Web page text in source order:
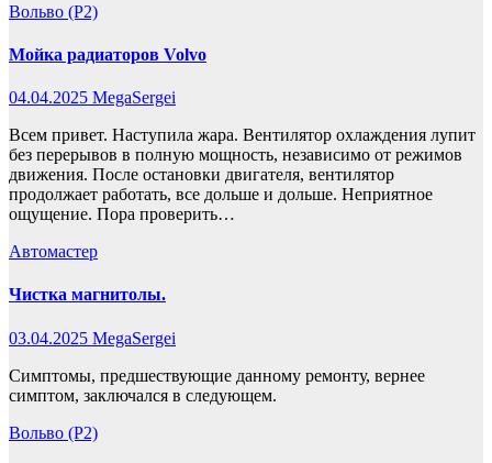
Вольво (P2)
Мойка радиаторов Volvo
04.04.2025 MegaSergei
Всем привет. Наступила жара. Вентилятор охлаждения лупит
без перерывов в полную мощность, независимо от режимов
движения. После остановки двигателя, вентилятор
продолжает работать, все дольше и дольше. Неприятное
ощущение. Пора проверить…
Автомастер
Чистка магнитолы.
03.04.2025 MegaSergei
Симптомы, предшествующие данному ремонту, вернее
симптом, заключался в следующем.
Вольво (P2)